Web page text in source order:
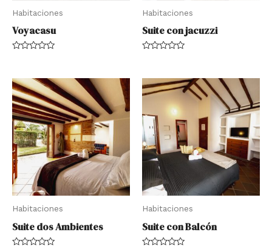
Habitaciones
Voyacasu
of
5
Habitaciones
Suite con jacuzzi
5
Habitaciones
Suite dos Ambientes
Habitaciones
Suite con Balcón